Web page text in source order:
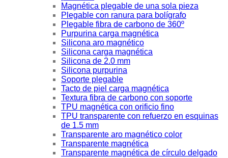
Magnética plegable de una sola pieza
Plegable con ranura para bolígrafo
Plegable fibra de carbono de 360º
Purpurina carga magnética
Silicona aro magnético
Silicona carga magnética
Silicona de 2.0 mm
Silicona purpurina
Soporte plegable
Tacto de piel carga magnética
Textura fibra de carbono con soporte
TPU magnética con orificio fino
TPU transparente con refuerzo en esquinas
de 1.5 mm
Transparente aro magnético color
Transparente magnética
Transparente magnética de círculo delgado